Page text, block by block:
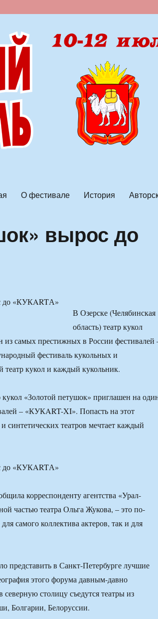
О фестивале История
вырос до
В Озерске (Челябинская
область) театр кукол
самых престижных в России фестивалей
фестиваль кукольных и
театр кукол и каждый кукольник.
кукол «Золотой петушок» приглашен на
– «КУКART-XI». Попасть на этот
театров мечтает каждый
корреспонденту агентства «Урал-
частью театра Ольга Жукова, – это по-
самого коллектива актеров, так и для
представить в Санкт-Петербурге лучшие
этого форума давным-давно
столицу съедутся театры из
Болгарии, Белоруссии.